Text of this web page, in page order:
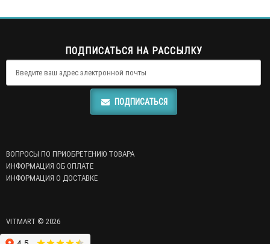
ПОДПИСАТЬСЯ НА РАССЫЛКУ
ПОДПИСАТЬСЯ
ВОПРОСЫ ПО ПРИОБРЕТЕНИЮ ТОВАРА
ИНФОРМАЦИЯ ОБ ОПЛАТЕ
ИНФОРМАЦИЯ О ДОСТАВКЕ
VITMART © 2026